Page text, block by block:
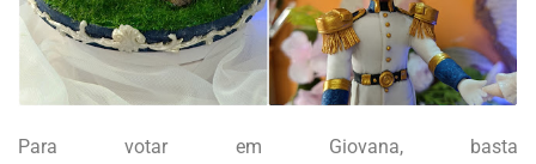
Para votar em Giovana, basta